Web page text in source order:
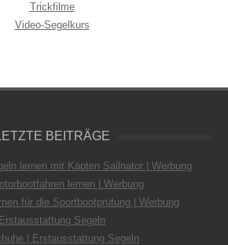
Trickfilme
Video-Segelkurs
BEITRÄGE
lernen mit Käpten Sailnator | Werbung
lernen | Werbung
für die Sportbootprüfung | Werbung
Erstausstattung Segeln
| Erstausstattung Segeln